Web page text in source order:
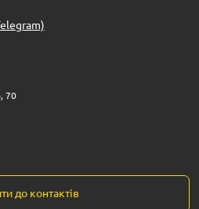
70
до контактів